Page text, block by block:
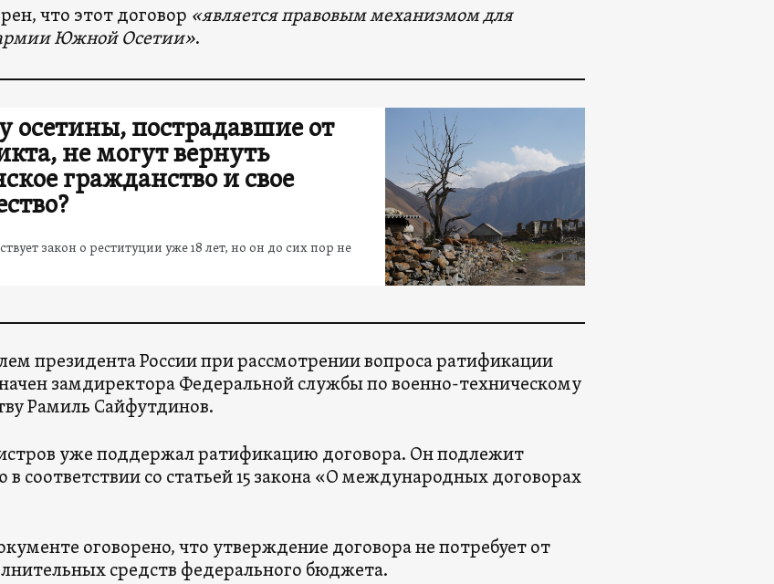
что этот договор «является правовым механизмом для
армии Южной Осетии».
осетины, пострадавшие от
не могут вернуть
гражданство и свое
закон о реституции уже 18 лет, но он до сих пор не
президента России при рассмотрении вопроса ратификации
замдиректора Федеральной службы по военно-техническому
Рамиль Сайфутдинов.
уже поддержал ратификацию договора. Он подлежит
соответствии со статьей 15 закона «О международных договорах
оговорено, что утверждение договора не потребует от
средств федерального бюджета.